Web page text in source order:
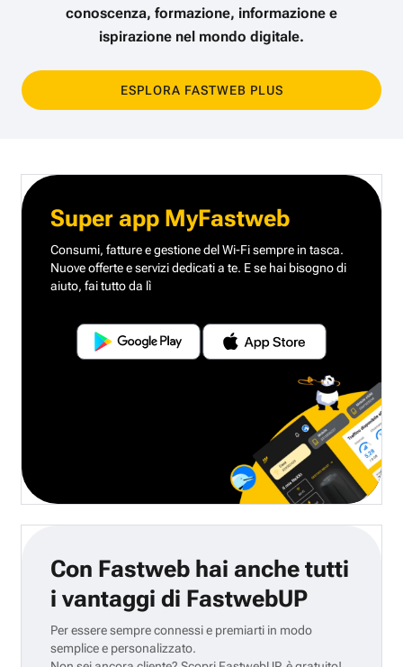
conoscenza, formazione, informazione e
ispirazione nel mondo digitale.
ESPLORA FASTWEB PLUS
Super app MyFastweb
Consumi, fatture e gestione del Wi-Fi sempre in tasca.
Nuove offerte e servizi dedicati a te. E se hai bisogno di
aiuto, fai tutto da lì
Con Fastweb hai anche tutti
i vantaggi di FastwebUP
Per essere sempre connessi e premiarti in modo
semplice e personalizzato.